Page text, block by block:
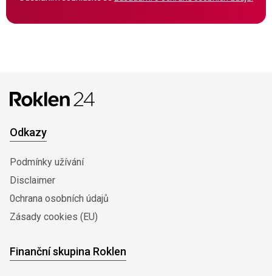
Odkazy
Podmínky užívání
Disclaimer
0chrana osobních údajů
Zásady cookies (EU)
Finanční skupina Roklen